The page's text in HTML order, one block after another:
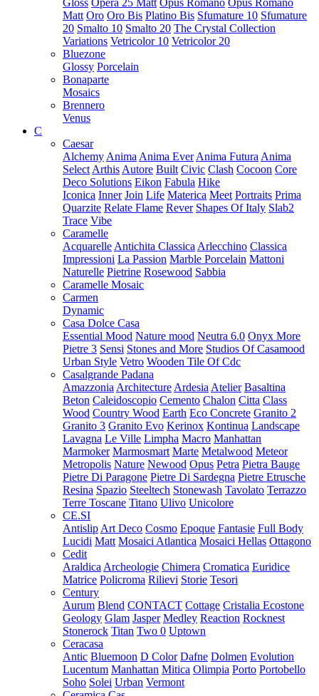
Gloss Opera 25 Matt Opus Romano Opus Romano
Matt Oro Oro Bis Platino Bis Sfumature 10 Sfumature
20 Smalto 10 Smalto 20 The Crystal Collection
Variations Vetricolor 10 Vetricolor 20
Bluezone
Glossy Porcelain
Bonaparte
Mosaics
Brennero
Venus
C
Caesar
Alchemy Anima Anima Ever Anima Futura Anima
Select Arthis Autore Built Civic Clash Cocoon Core
Deco Solutions Eikon Fabula Hike
Iconica Inner Join Life Materica Meet Portraits Prima
Quarzite Relate Flame Rever Shapes Of Italy Slab2
Trace Vibe
Caramelle
Acquarelle Antichita Classica Arlecchino Classica
Impressioni La Passion Marble Porcelain Mattoni
Naturelle Pietrine Rosewood Sabbia
Caramelle Mosaic
Carmen
Dynamic
Casa Dolce Casa
Essential Mood Nature mood Neutra 6.0 Onyx More
Pietre 3 Sensi Stones and More Studios Of Casamood
Urban Style Vetro Wooden Tile Of Cdc
Casalgrande Padana
Amazzonia Architecture Ardesia Atelier Basaltina
Beton Caleidoscopio Cemento Chalon Citta Class
Wood Country Wood Earth Eco Concrete Granito 2
Granito 3 Granito Evo Kerinox Kontinua Landscape
Lavagna Le Ville Limpha Macro Manhattan
Marmoker Marmosmart Marte Metalwood Meteor
Metropolis Nature Newood Opus Petra Pietra Bauge
Pietre Di Paragone Pietre Di Sardegna Pietre Etrusche
Resina Spazio Steeltech Stonewash Tavolato Terrazzo
Terre Toscane Titano Ulivo Unicolore
CE.SI
Antislip Art Deco Cosmo Epoque Fantasie Full Body
Lucidi Matt Mosaici Atlantica Mosaici Hellas Ottagono
Cedit
Araldica Archeologie Chimera Cromatica Euridice
Matrice Policroma Rilievi Storie Tesori
Century
Aurum Blend CONTACT Cottage Cristalia Ecostone
Geology Glam Jasper Medley Reaction Rocknest
Stonerock Titan Two 0 Uptown
Ceracasa
Antic Bluemoon D Color Dafne Dolmen Evolution
Lucentum Manhattan Mitica Olimpia Porto Portobello
Soho Solei Urban Vermont